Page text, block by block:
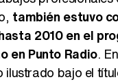
también estuvo
2010 en el
en Punto Radio.
ilustrado bajo el